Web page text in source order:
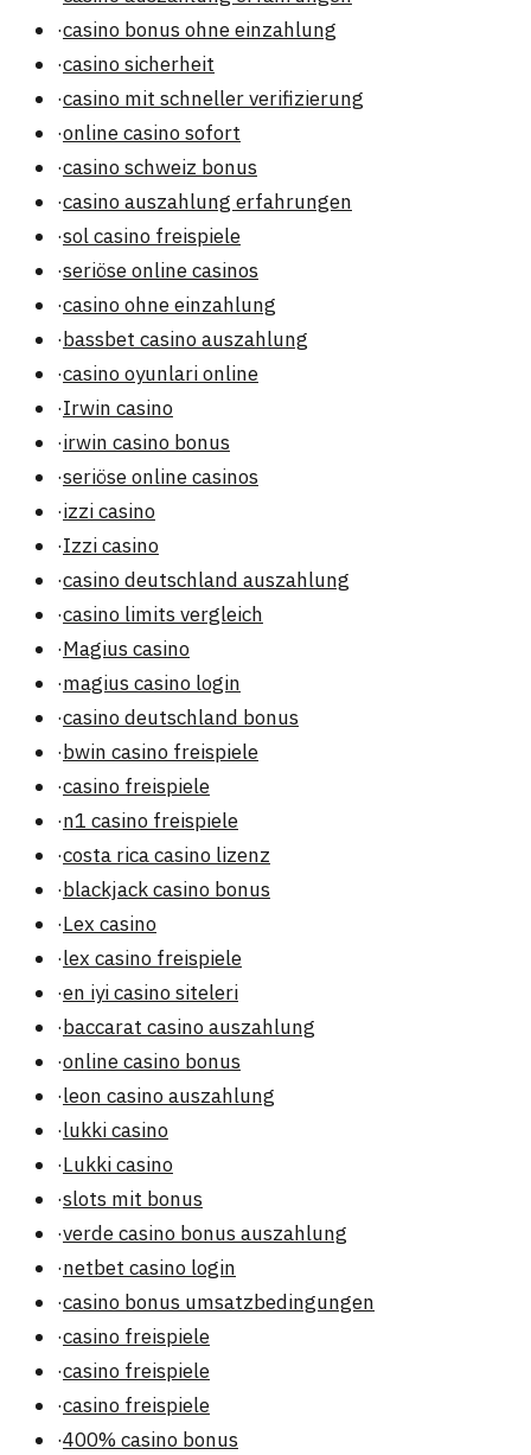
·casino bonus ohne einzahlung
·casino sicherheit
·casino mit schneller verifizierung
·online casino sofort
·casino schweiz bonus
·casino auszahlung erfahrungen
·sol casino freispiele
·seriöse online casinos
·casino ohne einzahlung
·bassbet casino auszahlung
·casino oyunlari online
·Irwin casino
·irwin casino bonus
·seriöse online casinos
·izzi casino
·Izzi casino
·casino deutschland auszahlung
·casino limits vergleich
·Magius casino
·magius casino login
·casino deutschland bonus
·bwin casino freispiele
·casino freispiele
·n1 casino freispiele
·costa rica casino lizenz
·blackjack casino bonus
·Lex casino
·lex casino freispiele
·en iyi casino siteleri
·baccarat casino auszahlung
·online casino bonus
·leon casino auszahlung
·lukki casino
·Lukki casino
·slots mit bonus
·verde casino bonus auszahlung
·netbet casino login
·casino bonus umsatzbedingungen
·casino freispiele
·casino freispiele
·casino freispiele
·400% casino bonus